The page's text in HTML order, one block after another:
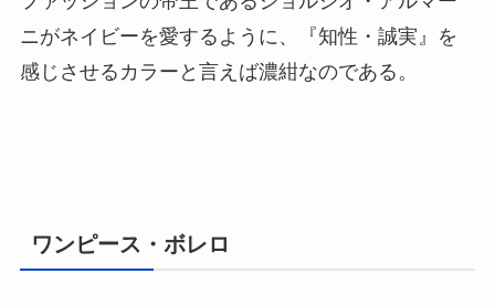
ニがネイビーを愛するように、『知性・誠実』を
感じさせるカラーと言えば濃紺なのである。
ワンピース・ボレロ